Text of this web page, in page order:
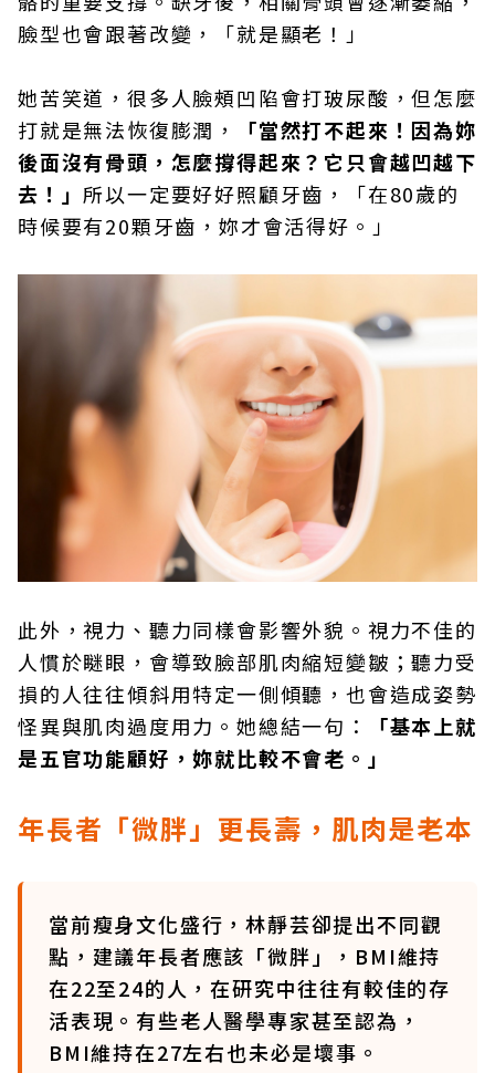
臉型也會跟著改變，「就是顯老！」
她苦笑道，很多人臉頰凹陷會打玻尿酸，但怎麼
打就是無法恢復膨潤，
「當然打不起來！因為妳
後面沒有骨頭，怎麼撐得起來？它只會越凹越下
去！」所以一定要好好照顧牙齒，「在80歲的
時候要有20顆牙齒，妳才會活得好。」
此外，視力、聽力同樣會影響外貌。視力不佳的
人慣於瞇眼，會導致臉部肌肉縮短變皺；聽力受
損的人往往傾斜用特定一側傾聽，也會造成姿勢
怪異與肌肉過度用力。她總結一句：
「基本上就
是五官功能顧好，妳就比較不會老。」
年長者「微胖」更長壽，肌肉是老本
當前瘦身文化盛行，林靜芸卻提出不同觀
點，建議年長者應該「微胖」，BMI維持
在22至24的人，在研究中往往有較佳的存
活表現。有些老人醫學專家甚至認為，
BMI維持在27左右也未必是壞事。